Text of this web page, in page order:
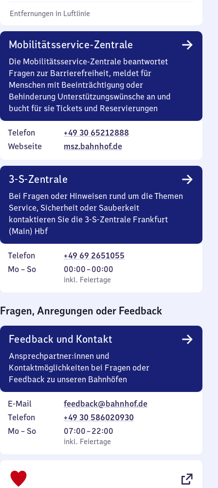
Entfernungen in Luftlinie
Mobilitätsservice-Zentrale
Die Mobilitätsservice-Zentrale beantwortet
Fragen zur Barrierefreiheit, meldet für
Menschen mit Beeinträchtigung oder
Behinderung Unterstützungswünsche an und
bucht für sie Tickets und Reservierungen
Telefon
+49 30 65212888
Webseite
msz.bahnhof.de
3-S-Zentrale
Bei Fragen oder Hinweisen rund um die Themen
Service, Sicherheit oder Sauberkeit
kontaktieren Sie die 3-S-Zentrale Frankfurt
(Main) Hbf
Telefon
+49 69 2651055
Montag
Mo – So,
inkl. Feiertage
00:00–00:00
Von
0
0
Uhr
inkl. Feiertage
Fragen, Anregungen oder Feedback
Feedback und Kontakt
Ansprechpartner:innen und
Kontaktmöglichkeiten bei Fragen oder
Feedback zu unseren Bahnhöfen
E-Mail
feedback@bahnhof.de
Telefon
+49 30 586020930
Montag
Mo – So,
inkl. Feiertage
07:00–22:00
Von
7
inkl. Feiertage